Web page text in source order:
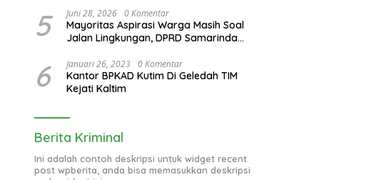
Yatim
5 Juni 28, 2026 0 Komentar
Mayoritas Aspirasi Warga Masih Soal
Jalan Lingkungan, DPRD Samarinda
6 Januari 26, 2023 0 Komentar
Kantor BPKAD Kutim Di Geledah TIM
Kejati Kaltim
Berita Kriminal
Ini adalah contoh deskripsi untuk widget recent
post wpberita, anda bisa memasukkan deskripsi